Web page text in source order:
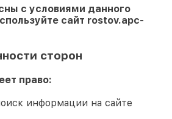
с условиями данного
сайт rostov.apc-
сторон
право:
информации на сайте